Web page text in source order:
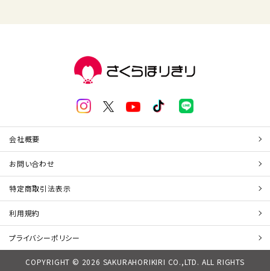
会社概要
お問い合わせ
特定商取引法表示
利用規約
プライバシーポリシー
COPYRIGHT © 2026 SAKURAHORIKIRI CO.,LTD. ALL RIGHTS